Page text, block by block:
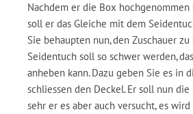
Nachdem er die Box hochgenommen
soll er das Gleiche mit dem
Sie behaupten nun, den Zuschauer zu
Seidentuch soll so schwer werden,
anheben kann. Dazu geben Sie es in
schliessen den Deckel. Er soll nun die
sehr er es aber auch versucht, es